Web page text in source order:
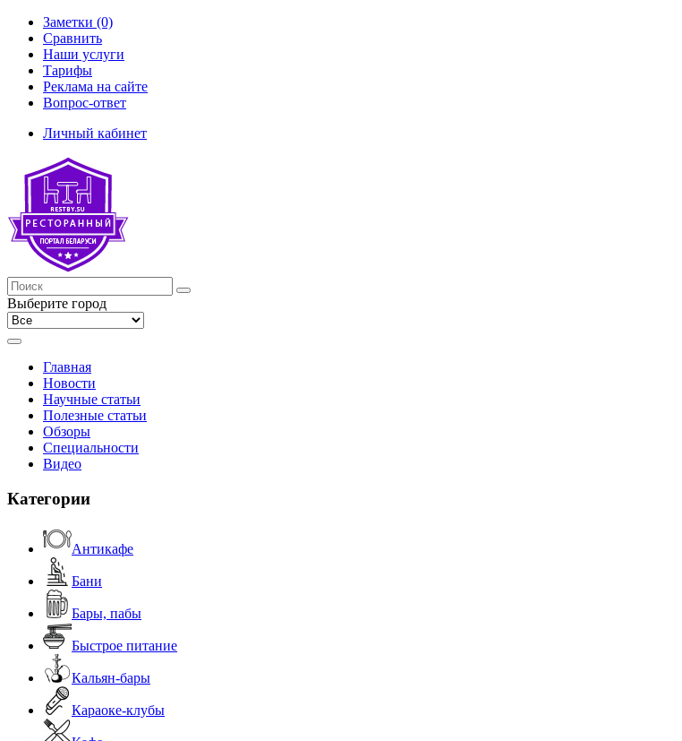
Заметки (0)
Сравнить
Наши услуги
Тарифы
Реклама на сайте
Вопрос-ответ
Личный кабинет
Выберите город
Главная
Новости
Научные статьи
Полезные статьи
Обзоры
Специальности
Видео
Категории
Антикафе
Бани
Бары, пабы
Быстрое питание
Кальян-бары
Караоке-клубы